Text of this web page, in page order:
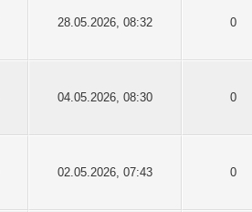
28.05.2026, 08:32 0
04.05.2026, 08:30 0
02.05.2026, 07:43 0